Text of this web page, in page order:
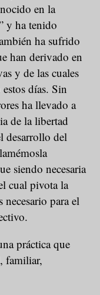
en la
y ha tenido
ha sufrido
han derivado en
y de las cuales
días. Sin
ha llevado a
de la libertad
desarrollo del
siendo necesaria
cual pivota la
para el
práctica que
familiar,